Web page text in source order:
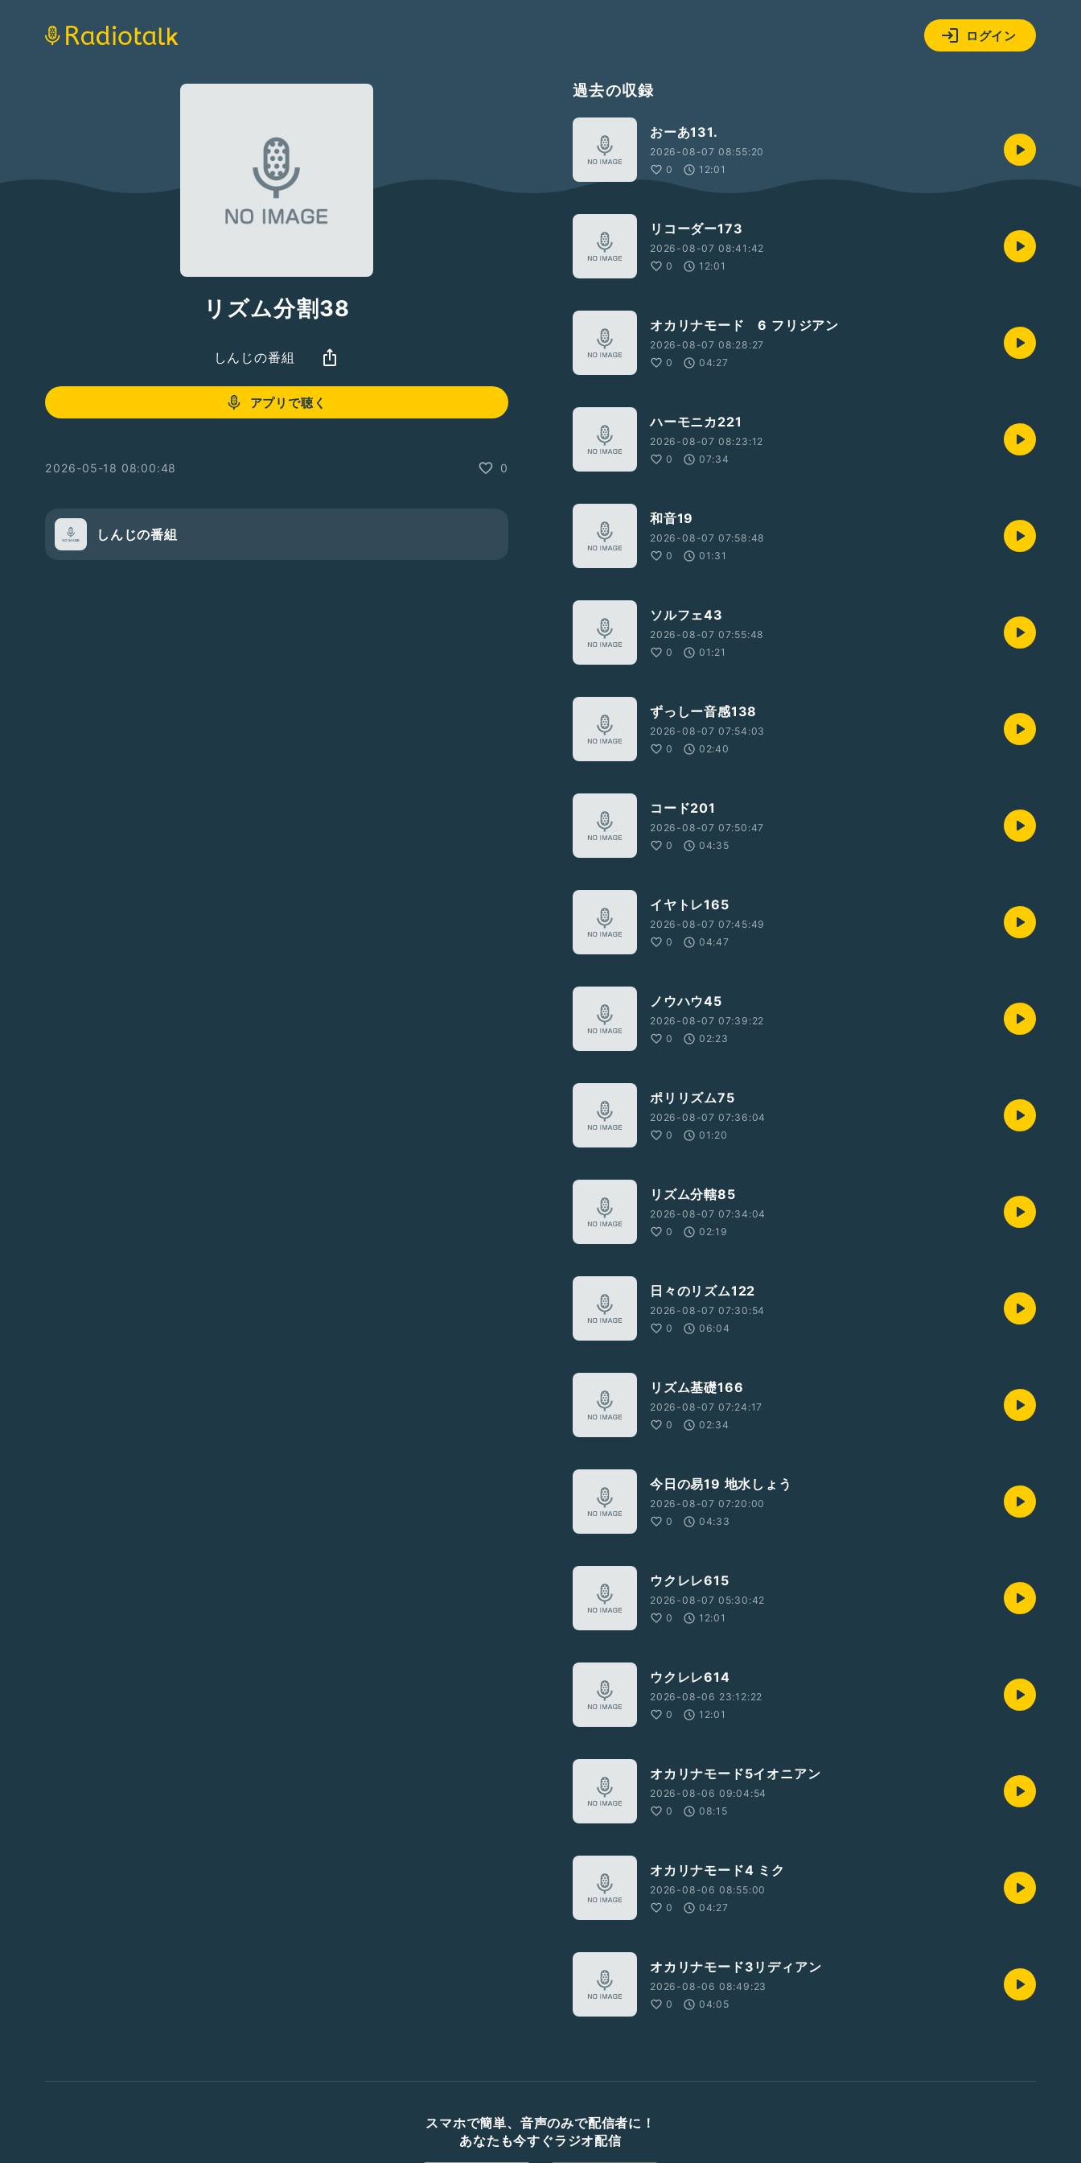
ログイン
リズム分割38
しんじの番組
アプリで聴く
2026-05-18 08:00:48 0
しんじの番組
過去の収録
おーあ131.
2026-08-07 08:55:20
0
12:01
リコーダー173
2026-08-07 08:41:42
0
12:01
オカリナモード 6 フリジアン
2026-08-07 08:28:27
0
04:27
ハーモニカ221
2026-08-07 08:23:12
0
07:34
和音19
2026-08-07 07:58:48
0
01:31
ソルフェ43
2026-08-07 07:55:48
0
01:21
ずっしー音感138
2026-08-07 07:54:03
0
02:40
コード201
2026-08-07 07:50:47
0
04:35
イヤトレ165
2026-08-07 07:45:49
0
04:47
ノウハウ45
2026-08-07 07:39:22
0
02:23
ポリリズム75
2026-08-07 07:36:04
0
01:20
リズム分轄85
2026-08-07 07:34:04
0
02:19
日々のリズム122
2026-08-07 07:30:54
0
06:04
リズム基礎166
2026-08-07 07:24:17
0
02:34
今日の易19 地水しょう
2026-08-07 07:20:00
0
04:33
ウクレレ615
2026-08-07 05:30:42
0
12:01
ウクレレ614
2026-08-06 23:12:22
0
12:01
オカリナモード5イオニアン
2026-08-06 09:04:54
0
08:15
オカリナモード4 ミク
2026-08-06 08:55:00
0
04:27
オカリナモード3リディアン
2026-08-06 08:49:23
0
04:05
スマホで簡単、音声のみで配信者に！
あなたも今すぐラジオ配信